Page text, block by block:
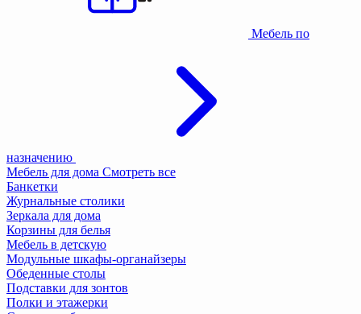
Мебель по
назначению
Мебель для дома Смотреть все
Банкетки
Журнальные столики
Зеркала для дома
Корзины для белья
Мебель в детскую
Модульные шкафы-органайзеры
Обеденные столы
Подставки для зонтов
Полки и этажерки